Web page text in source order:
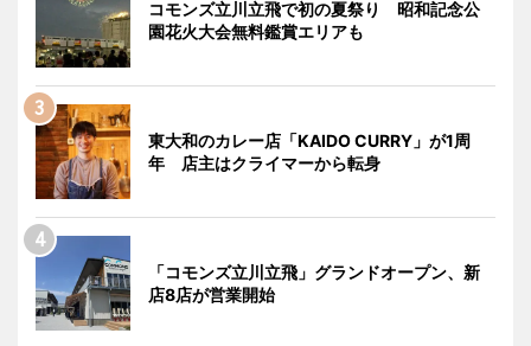
コモンズ立川立飛で初の夏祭り 昭和記念公
園花火大会無料鑑賞エリアも
東大和のカレー店「KAIDO CURRY」が1周
年 店主はクライマーから転身
「コモンズ立川立飛」グランドオープン、新
店8店が営業開始